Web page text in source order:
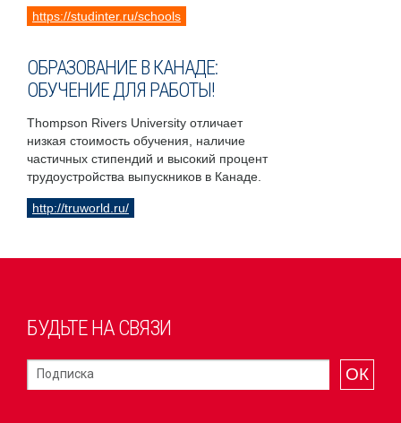
https://studinter.ru/schools
ОБРАЗОВАНИЕ В КАНАДЕ:
ОБУЧЕНИЕ ДЛЯ РАБОТЫ!
Thompson Rivers University отличает
низкая стоимость обучения, наличие
частичных стипендий и высокий процент
трудоустройства выпускников в Канаде.
http://truworld.ru/
БУДЬТЕ НА СВЯЗИ
ОК